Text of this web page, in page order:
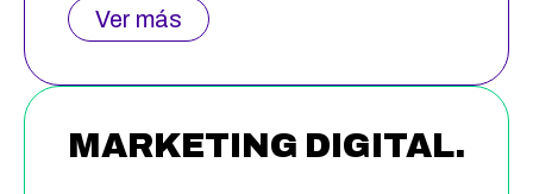
Ver más
MARKETING DIGITAL.